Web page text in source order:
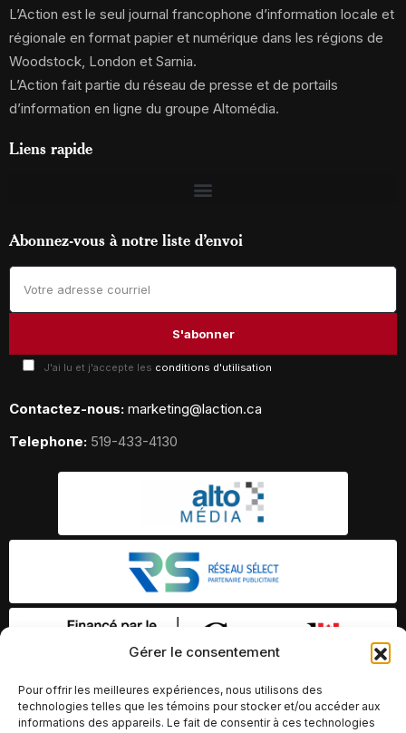
Gérer le consentement
Pour offrir les meilleures expériences, nous utilisons des
technologies telles que les témoins pour stocker et/ou accéder aux
informations des appareils. Le fait de consentir à ces technologies
L’Action est le seul journal francophone d’information locale et
régionale en format papier et numérique dans les régions de
Woodstock, London et Sarnia.
L’Action fait partie du réseau de presse et de portails
d’information en ligne du groupe Altomédia.
Liens rapide
Abonnez-vous à notre liste d’envoi
J'ai lu et j'accepte les conditions d'utilisation
Contactez-nous: marketing@laction.ca
Telephone: 519-433-4130